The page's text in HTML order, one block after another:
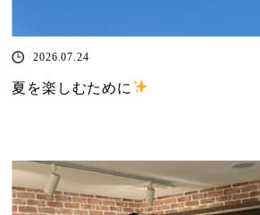
2026.07.24
夏を楽しむために